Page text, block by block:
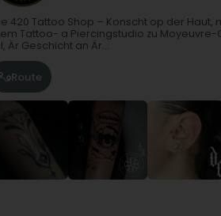
420 Tattoo Shop – Konscht op der
Tattoo- a Piercingstudio zu
Är Geschicht an Är...
Route